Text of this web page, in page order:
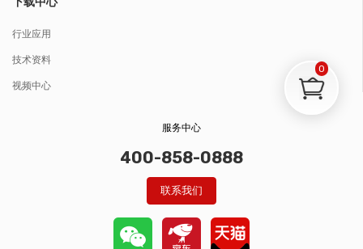
行业应用
技术资料
视频中心
服务中心
400-858-0888
联系我们
0